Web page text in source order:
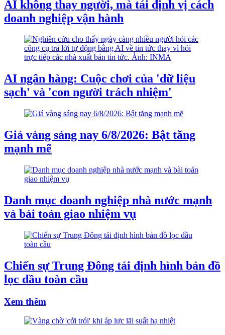
AI không thay người, mà tái định vị cách
doanh nghiệp vận hành
AI ngân hàng: Cuộc chơi của 'dữ liệu
sạch' và 'con người trách nhiệm'
Giá vàng sáng nay 6/8/2026: Bật tăng
mạnh mẽ
Danh mục doanh nghiệp nhà nước mạnh
và bài toán giao nhiệm vụ
Chiến sự Trung Đông tái định hình bản đồ
lọc dầu toàn cầu
Xem thêm